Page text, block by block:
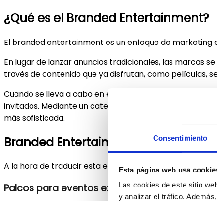
Consentimiento
Esta página web usa
Las cookies de este sitio
y analizar el tráfico.
¿Qué es el Branded Entertainment?
El branded entertainment es un enfoque de
En lugar de lanzar anuncios tradicionales, las marcas
través de contenido que ya disfrutan, como películas,
Cuando se lleva a cabo en eventos exclusivos, el
invitados. Mediante un catering exclusivo o un diseño
más sofisticada.
Branded Entertainment en
A la hora de traducir esta estrategia de marketing al
Palcos para eventos exclusivos y catering